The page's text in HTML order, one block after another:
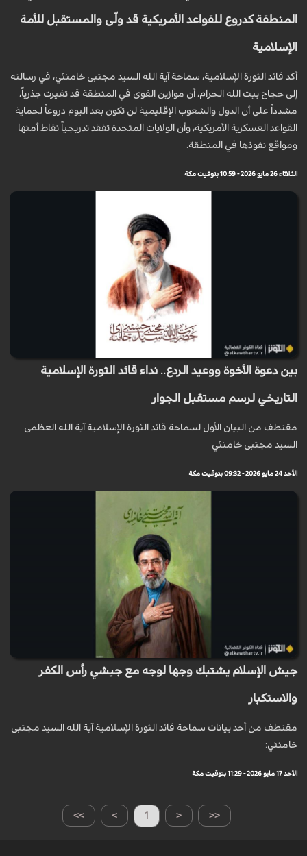
المنطقة كدروع للقواعد الأمريكية قد ولّى والمستقبل للأمة
الإسلامية
أكد قائد الثورة الإسلامية، سماحة آية الله السيد مجتبى خامنئي، في رسالته
إلى حجاج بيت الله الحرام، أن موازين القوى في المنطقة قد تغيرت جذرياً،
مشدداً على أن الدول والشعوب الإقليمية لن تكون بعد اليوم دروعاً لحماية
القواعد العسكرية الأمريكية، وأن الولايات المتحدة تفقد تدريجياً نقاط أمنها
ومواقع نفوذها في المنطقة.
الثلاثاء 26 مايو 2026 - 10:59 بتوقيت مكة
بين دعوة الأخوة ووعيد الردع.. نداء قائد الثورة الإسلامية
التاريخي لرسم مستقبل الجوار
مقتطف من البيان الأول لسماحة قائد الثورة الإسلامية آية الله العظمى
السيد مجتبى خامنئي
الأحد 24 مايو 2026 - 09:32 بتوقيت مكة
جيش الإسلام يشتبك وجها لوجه مع جيشي رأس الكفر
والاستكبار
مقتطف من أحد بيانات سماحة قائد الثورة الإسلامية آية الله السيد مجتبى
خامنئي:
الأحد 17 مايو 2026 - 11:29 بتوقيت مكة
>> > 1 < <<